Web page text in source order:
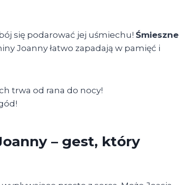
się podarować jej uśmiechu! Śmieszne
Joanny łatwo zapadają w pamięć i
trwa od rana do nocy!
– gest, który